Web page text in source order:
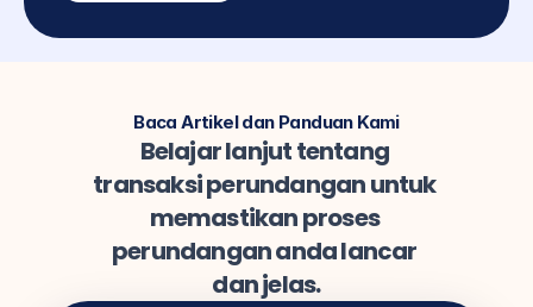
Baca Artikel dan Panduan Kami
Belajar lanjut tentang
transaksi perundangan untuk
memastikan proses
perundangan anda lancar
dan jelas.